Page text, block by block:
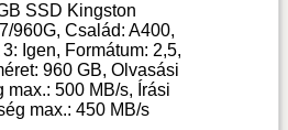
SSD Kingston
960G, Család: A400,
Igen, Formátum: 2,5,
960 GB, Olvasási
max.: 500 MB/s, Írási
max.: 450 MB/s